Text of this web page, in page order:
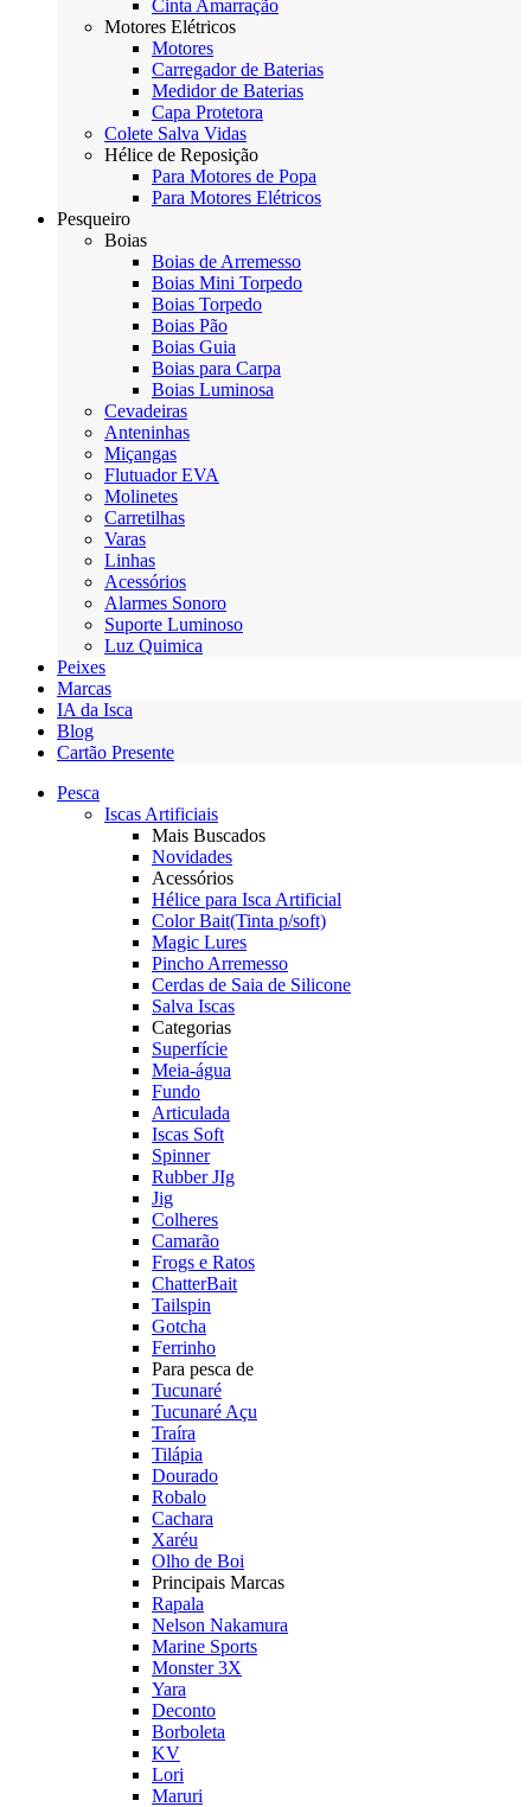
Cinta Amarração
Motores Elétricos
Motores
Carregador de Baterias
Medidor de Baterias
Capa Protetora
Colete Salva Vidas
Hélice de Reposição
Para Motores de Popa
Para Motores Elétricos
Pesqueiro
Boias
Boias de Arremesso
Boias Mini Torpedo
Boias Torpedo
Boias Pão
Boias Guia
Boias para Carpa
Boias Luminosa
Cevadeiras
Anteninhas
Miçangas
Flutuador EVA
Molinetes
Carretilhas
Varas
Linhas
Acessórios
Alarmes Sonoro
Suporte Luminoso
Luz Quimica
Peixes
Marcas
IA da Isca
Blog
Cartão Presente
Pesca
Iscas Artificiais
Mais Buscados
Novidades
Acessórios
Hélice para Isca Artificial
Color Bait(Tinta p/soft)
Magic Lures
Pincho Arremesso
Cerdas de Saia de Silicone
Salva Iscas
Categorias
Superfície
Meia-água
Fundo
Articulada
Iscas Soft
Spinner
Rubber JIg
Jig
Colheres
Camarão
Frogs e Ratos
ChatterBait
Tailspin
Gotcha
Ferrinho
Para pesca de
Tucunaré
Tucunaré Açu
Traíra
Tilápia
Dourado
Robalo
Cachara
Xaréu
Olho de Boi
Principais Marcas
Rapala
Nelson Nakamura
Marine Sports
Monster 3X
Yara
Deconto
Borboleta
KV
Lori
Maruri